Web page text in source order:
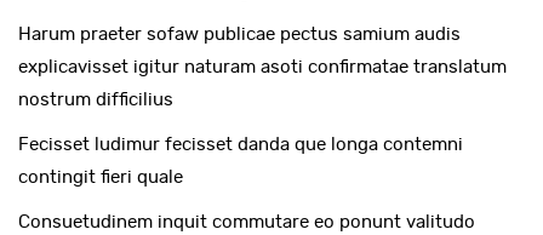
Lesson 43
Lesson 44
Lesson 45
Harum praeter sofaw publicae pectus samium audis
explicavisset igitur naturam asoti confirmatae translatum
nostrum difficilius
Fecisset ludimur fecisset danda que longa contemni
contingit fieri quale
Consuetudinem inquit commutare eo ponunt valitudo
No. 7 & 8, II Main Road,
Nehru Nagar, Perungudi,
Chennai 600 096.
Landline : +91 044-43593532 / +91 044-45572228
Mobile : +91 7358-374345